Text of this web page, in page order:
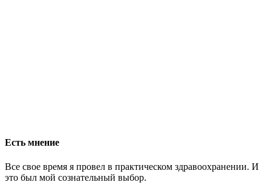
Есть мнение
Все свое время я провел в практическом здравоохранении. И
это был мой сознательный выбор.